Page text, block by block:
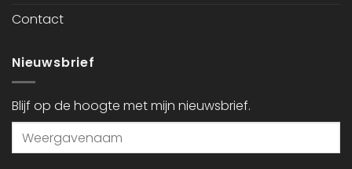
Contact
Nieuwsbrief
Blijf op de hoogte met mijn nieuwsbrief.